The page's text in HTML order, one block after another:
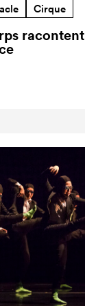
Cirque
racontent